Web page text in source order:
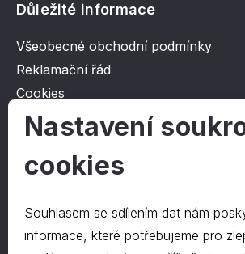
Důležité informace
Všeobecné obchodní podmínky
Reklamační řád
Cookies
Ochrana osobních údajů
O společnosti
Kontakt
O nás
Nastavení
cookies
Souhlasem se sdílením dat nám
informace, které potřebujeme pro